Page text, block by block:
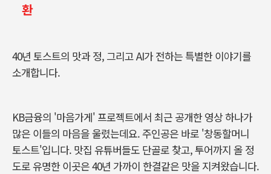
환
40년 토스트의 맛과 정, 그리고AI가 전하는 특별한 이야기를
소개합니다.
KB금융의 '마음가게' 프로젝트에서 최근 공개한 영상 하나가
많은 이들의 마음을 울렸는데요.주인공은 바로 '창동할머니
토스트'입니다. 맛집 유튜버들도 단골로 찾고,투어까지 올 정
도로 유명한 이곳은40년 가까이 한결같은 맛을 지켜왔습니다.